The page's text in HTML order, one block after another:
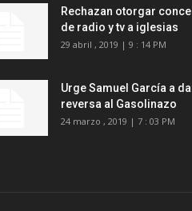
Rechazan otorgar
de radio y tv a iglesias
29 abril , 2019 | 9 : 14 PM
Urge Samuel García a
reversa al Gasolinazo
24 marzo , 2019 | 7 : 03 PM